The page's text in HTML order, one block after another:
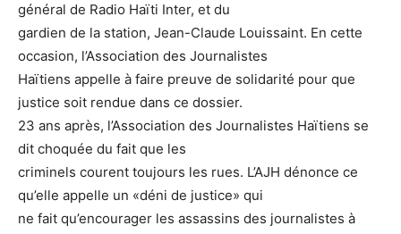
général de Radio Haïti Inter, et du
gardien de la station, Jean-Claude Louissaint. En cette
occasion, l’Association des Journalistes
Haïtiens appelle à faire preuve de solidarité pour que
justice soit rendue dans ce dossier.
23 ans après, l’Association des Journalistes Haïtiens se
dit choquée du fait que les
criminels courent toujours les rues. L’AJH dénonce ce
qu’elle appelle un «déni de justice» qui
ne fait qu’encourager les assassins des journalistes à